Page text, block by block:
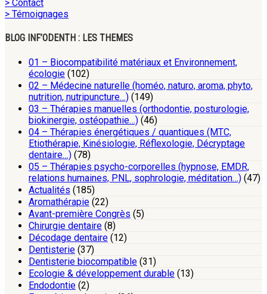
> Contact
> Témoignages
BLOG INF’ODENTH : LES THEMES
01 – Biocompatibilité matériaux et Environnement,
écologie (102)
02 – Médecine naturelle (homéo, naturo, aroma, phyto,
nutrition, nutripuncture…) (149)
03 – Thérapies manuelles (orthodontie, posturologie,
biokinergie, ostéopathie…) (46)
04 – Thérapies énergétiques / quantiques (MTC,
Etiothérapie, Kinésiologie, Réflexologie, Décryptage
dentaire…) (78)
05 – Thérapies psycho-corporelles (hypnose, EMDR,
relations humaines, PNL, sophrologie, méditation…) (47)
Actualités (185)
Aromathérapie (22)
Avant-première Congrès (5)
Chirurgie dentaire (8)
Décodage dentaire (12)
Dentisterie (37)
Dentisterie biocompatible (31)
Ecologie & développement durable (13)
Endodontie (2)